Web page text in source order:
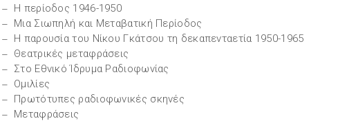
Η περίοδος 1946-1950
Μια Σιωπηλή και Μεταβατική Περίοδος
Η παρουσία του Νίκου Γκάτσου τη δεκαπενταετία 1950-1965
Θεατρικές μεταφράσεις
Στο Εθνικό Ίδρυμα Ραδιοφωνίας
Ομιλίες
Πρωτότυπες ραδιοφωνικές σκηνές
Μεταφράσεις